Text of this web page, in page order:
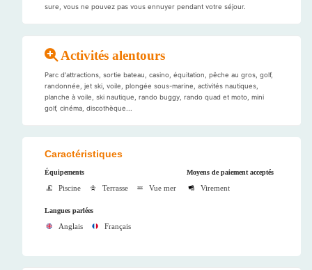
sure, vous ne pouvez pas vous ennuyer pendant votre séjour.
Activités alentours
Parc d'attractions, sortie bateau, casino, équitation, pêche au gros, golf,
randonnée, jet ski, voile, plongée sous-marine, activités nautiques,
planche à voile, ski nautique, rando buggy, rando quad et moto, mini
golf, cinéma, discothèque...
Caractéristiques
Équipements
Piscine Terrasse Vue mer
Moyens de paiement acceptés
Virement
Langues parlées
Anglais Français